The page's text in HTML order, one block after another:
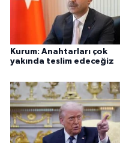
Kurum: Anahtarları çok
yakında teslim edeceğiz